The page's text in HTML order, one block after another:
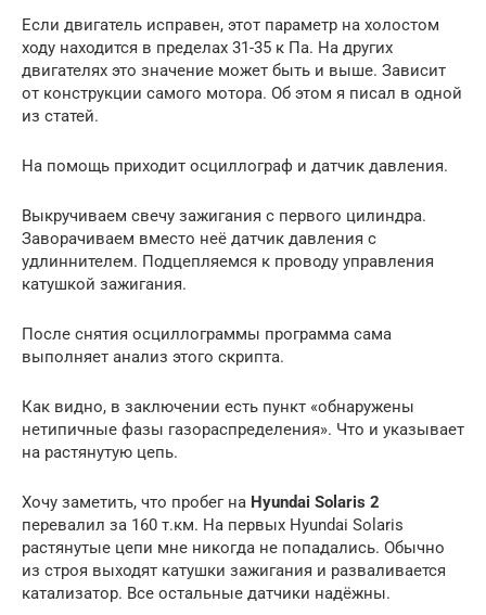
Если двигатель исправен, этот параметр на холостом
ходу находится в пределах 31-35 к Па. На других
двигателях это значение может быть и выше. Зависит
от конструкции самого мотора. Об этом я писал в одной
из статей.
На помощь приходит осциллограф и датчик давления.
Выкручиваем свечу зажигания с первого цилиндра.
Заворачиваем вместо неё датчик давления с
удлиннителем. Подцепляемся к проводу управления
катушкой зажигания.
После снятия осциллограммы программа сама
выполняет анализ этого скрипта.
Как видно, в заключении есть пункт «обнаружены
нетипичные фазы газораспределения». Что и указывает
на растянутую цепь.
Хочу заметить, что пробег на Hyundai Solaris 2
перевалил за 160 т.км. На первых Hyundai Solaris
растянутые цепи мне никогда не попадались. Обычно
из строя выходят катушки зажигания и разваливается
катализатор. Все остальные датчики надёжны.